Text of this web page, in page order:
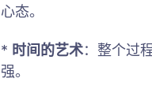
心态。
* 时间的艺术：整个过
强。